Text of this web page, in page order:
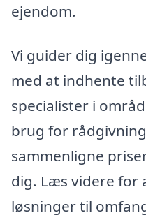
ejendom.
Vi guider dig
med at indhente
specialister i
brug for
sammenligne
dig. Læs videre for
løsninger til